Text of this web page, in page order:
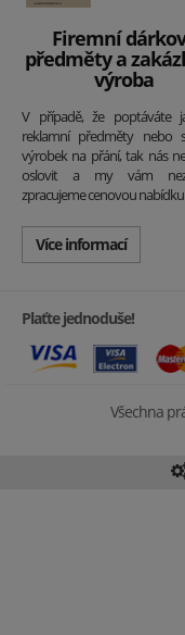
Firemní
předměty a
výroba
V případě, že poptáváte
reklamní předměty nebo
výrobek na přání, tak nás
oslovit a my vám
zpracujeme cenovou nabídku.
Více informací
Plaťte jednoduše!
Všechna